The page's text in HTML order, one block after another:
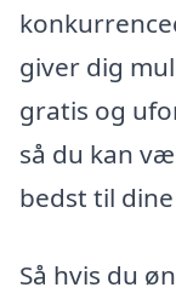
giver dig
gratis og
så du kan
bedst til
Så hvis du